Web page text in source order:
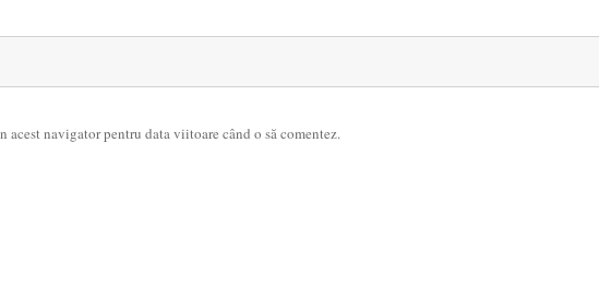
navigator pentru data viitoare când o să comentez.